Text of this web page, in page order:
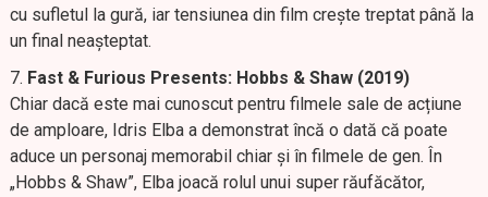
cu sufletul la gură, iar tensiunea din film crește treptat până la
un final neașteptat.
Fast & Furious Presents: Hobbs & Shaw (2019)
Chiar dacă este mai cunoscut pentru filmele sale de acțiune
de amploare, Idris Elba a demonstrat încă o dată că poate
aduce un personaj memorabil chiar și în filmele de gen. În
„Hobbs & Shaw”, Elba joacă rolul unui super răufăcător,